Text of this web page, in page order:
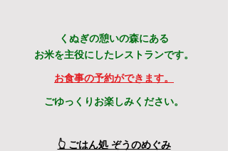
くぬぎの憩いの森にある
お米を主役にしたレストランです。
​お食事の予約ができます。
ごゆっくりお楽しみください。
👆 ごはん処 ぞうのめぐみ